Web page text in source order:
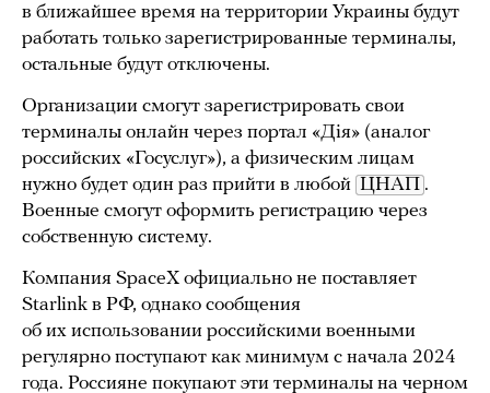
в ближайшее время на территории Украины будут
работать только зарегистрированные терминалы,
остальные будут отключены.
Организации смогут зарегистрировать свои
терминалы онлайн через портал «Дія» (аналог
российских «Госуслуг»), а физическим лицам
нужно будет один раз прийти в любой ЦНАП .
Военные смогут оформить регистрацию через
собственную систему.
Компания SpaceX официально не поставляет
Starlink в РФ, однако сообщения
об их использовании российскими военными
регулярно поступают как минимум с начала 2024
года. Россияне покупают эти терминалы на черном